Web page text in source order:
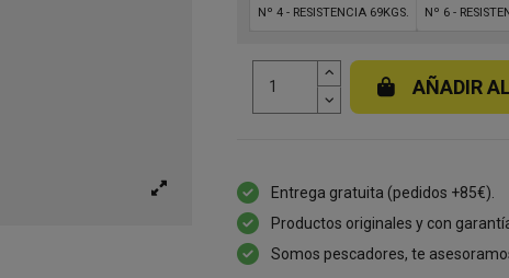
Nº 4 - RESISTENCIA 69KGS. Nº 6 -
AÑADIR
Entrega gratuita (pedidos +85€).
Productos originales y con
Somos pescadores, te